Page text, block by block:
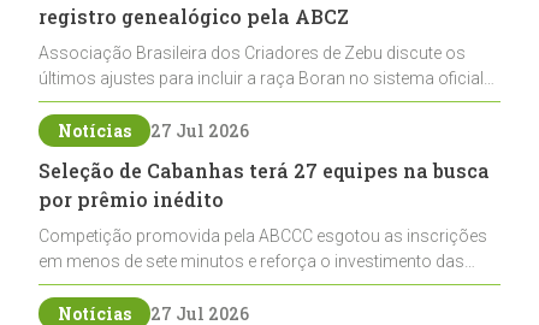
registro genealógico pela ABCZ
Associação Brasileira dos Criadores de Zebu discute os
últimos ajustes para incluir a raça Boran no sistema oficial
de registros, abrindo caminho para sua expansão na
pecuária nacional
Notícias 27 Jul 2026
Seleção de Cabanhas terá 27 equipes na busca
por prêmio inédito
Competição promovida pela ABCCC esgotou as inscrições
em menos de sete minutos e reforça o investimento das
cabanhas na seleção genética de Cavalos Crioulos voltados
ao laço
Notícias 27 Jul 2026